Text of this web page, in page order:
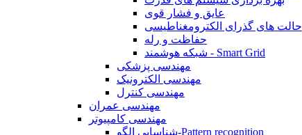
عایق و فشار قوی
حالت های گذرای الکترومغناطیسی
حفاظت و رله
شبکه هوشمند - Smart Grid
مهندسی پزشکی
مهندسی الکترونیک
مهندسی کنترل
مهندسی عمران
مهندسی کامپیوتر
شناسایی الگو-Pattern recognition